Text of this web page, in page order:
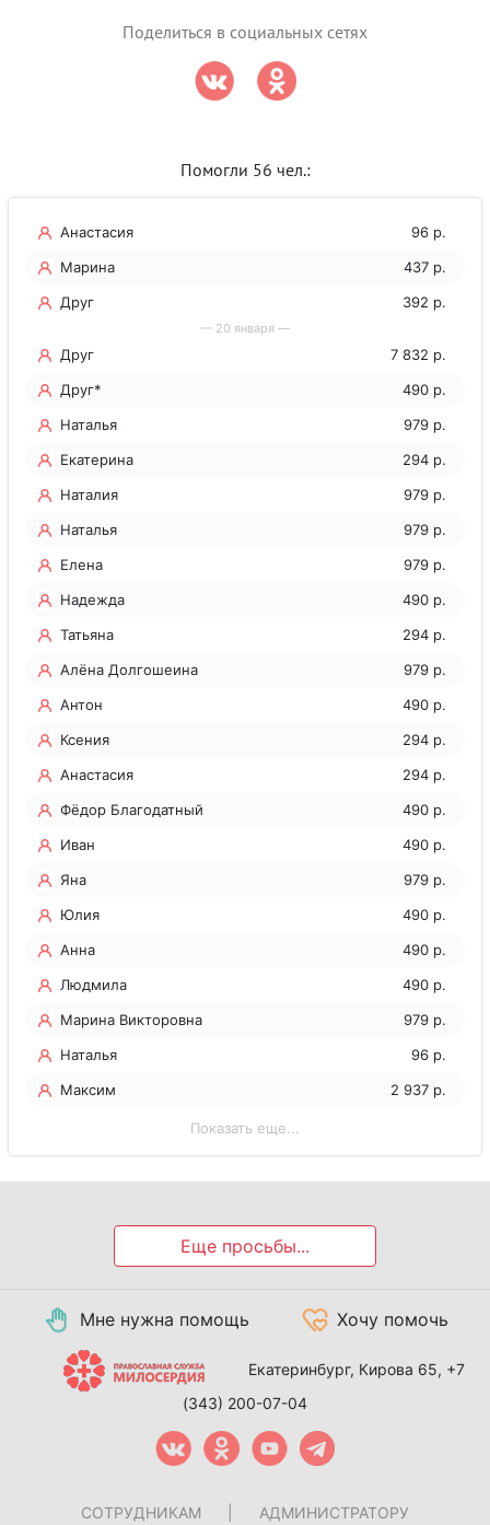
Поделиться в социальных сетях
Помогли 56 чел.:
Анастасия
96 р.
Марина
437 р.
Друг
392 р.
— 20 января —
Друг
7 832 р.
Друг*
490 р.
Наталья
979 р.
Екатерина
294 р.
Наталия
979 р.
Наталья
979 р.
Елена
979 р.
Надежда
490 р.
Татьяна
294 р.
Алёна Долгошеина
979 р.
Антон
490 р.
Ксения
294 р.
Анастасия
294 р.
Фёдор Благодатный
490 р.
Иван
490 р.
Яна
979 р.
Юлия
490 р.
Анна
490 р.
Людмила
490 р.
Марина Викторовна
979 р.
Наталья
96 р.
Максим
2 937 р.
Показать еще...
Еще просьбы...
Мне нужна помощь Хочу помочь
Екатеринбург, Кирова 65, +7
(343) 200-07-04
СОТРУДНИКАМ АДМИНИСТРАТОРУ